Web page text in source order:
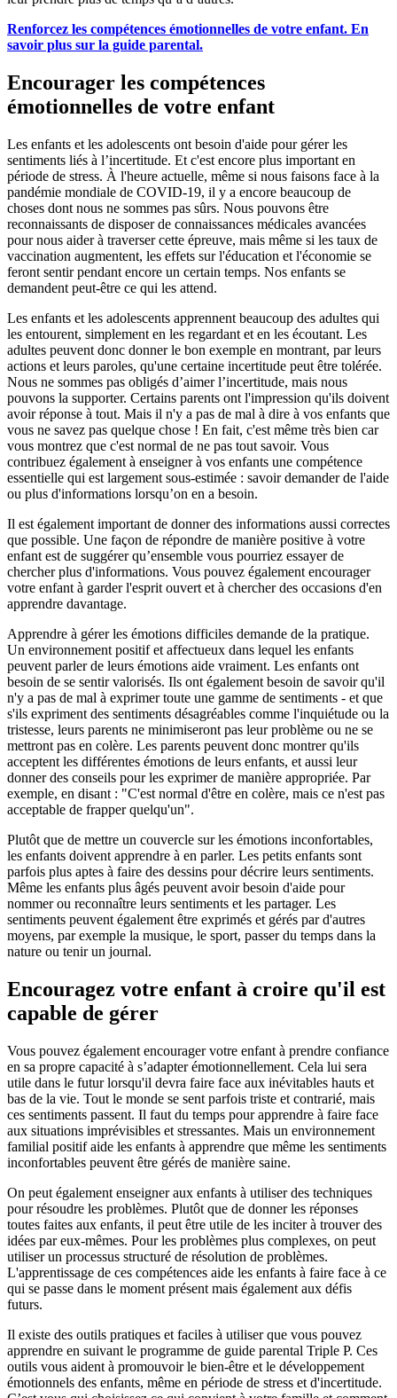
Renforcez les compétences émotionnelles de votre enfant. En
savoir plus sur la guide parental.
Encourager les compétences
émotionnelles de votre enfant
Les enfants et les adolescents ont besoin d'aide pour gérer les
sentiments liés à l’incertitude. Et c'est encore plus important en
période de stress. À l'heure actuelle, même si nous faisons face à la
pandémie mondiale de COVID-19, il y a encore beaucoup de
choses dont nous ne sommes pas sûrs. Nous pouvons être
reconnaissants de disposer de connaissances médicales avancées
pour nous aider à traverser cette épreuve, mais même si les taux de
vaccination augmentent, les effets sur l'éducation et l'économie se
feront sentir pendant encore un certain temps. Nos enfants se
demandent peut-être ce qui les attend.
Les enfants et les adolescents apprennent beaucoup des adultes qui
les entourent, simplement en les regardant et en les écoutant. Les
adultes peuvent donc donner le bon exemple en montrant, par leurs
actions et leurs paroles, qu'une certaine incertitude peut être tolérée.
Nous ne sommes pas obligés d’aimer l’incertitude, mais nous
pouvons la supporter. Certains parents ont l'impression qu'ils doivent
avoir réponse à tout. Mais il n'y a pas de mal à dire à vos enfants que
vous ne savez pas quelque chose ! En fait, c'est même très bien car
vous montrez que c'est normal de ne pas tout savoir. Vous
contribuez également à enseigner à vos enfants une compétence
essentielle qui est largement sous-estimée : savoir demander de l'aide
ou plus d'informations lorsqu’on en a besoin.
Il est également important de donner des informations aussi correctes
que possible. Une façon de répondre de manière positive à votre
enfant est de suggérer qu’ensemble vous pourriez essayer de
chercher plus d'informations. Vous pouvez également encourager
votre enfant à garder l'esprit ouvert et à chercher des occasions d'en
apprendre davantage.
Apprendre à gérer les émotions difficiles demande de la pratique.
Un environnement positif et affectueux dans lequel les enfants
peuvent parler de leurs émotions aide vraiment. Les enfants ont
besoin de se sentir valorisés. Ils ont également besoin de savoir qu'il
n'y a pas de mal à exprimer toute une gamme de sentiments - et que
s'ils expriment des sentiments désagréables comme l'inquiétude ou la
tristesse, leurs parents ne minimiseront pas leur problème ou ne se
mettront pas en colère. Les parents peuvent donc montrer qu'ils
acceptent les différentes émotions de leurs enfants, et aussi leur
donner des conseils pour les exprimer de manière appropriée. Par
exemple, en disant : "C'est normal d'être en colère, mais ce n'est pas
acceptable de frapper quelqu'un".
Plutôt que de mettre un couvercle sur les émotions inconfortables,
les enfants doivent apprendre à en parler. Les petits enfants sont
parfois plus aptes à faire des dessins pour décrire leurs sentiments.
Même les enfants plus âgés peuvent avoir besoin d'aide pour
nommer ou reconnaître leurs sentiments et les partager. Les
sentiments peuvent également être exprimés et gérés par d'autres
moyens, par exemple la musique, le sport, passer du temps dans la
nature ou tenir un journal.
Encouragez votre enfant à croire qu'il est
capable de gérer
Vous pouvez également encourager votre enfant à prendre confiance
en sa propre capacité à s’adapter émotionnellement. Cela lui sera
utile dans le futur lorsqu'il devra faire face aux inévitables hauts et
bas de la vie. Tout le monde se sent parfois triste et contrarié, mais
ces sentiments passent. Il faut du temps pour apprendre à faire face
aux situations imprévisibles et stressantes. Mais un environnement
familial positif aide les enfants à apprendre que même les sentiments
inconfortables peuvent être gérés de manière saine.
On peut également enseigner aux enfants à utiliser des techniques
pour résoudre les problèmes. Plutôt que de donner les réponses
toutes faites aux enfants, il peut être utile de les inciter à trouver des
idées par eux-mêmes. Pour les problèmes plus complexes, on peut
utiliser un processus structuré de résolution de problèmes.
L'apprentissage de ces compétences aide les enfants à faire face à ce
qui se passe dans le moment présent mais également aux défis
futurs.
Il existe des outils pratiques et faciles à utiliser que vous pouvez
apprendre en suivant le programme de guide parental Triple P. Ces
outils vous aident à promouvoir le bien-être et le développement
émotionnels des enfants, même en période de stress et d'incertitude.